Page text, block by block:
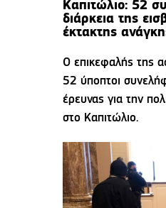
Καπιτώλιο: 52
διάρκεια της
έκτακτης
Ο επικεφαλής της
52 ύποπτοι
έρευνας για την
στο Καπιτώλιο.